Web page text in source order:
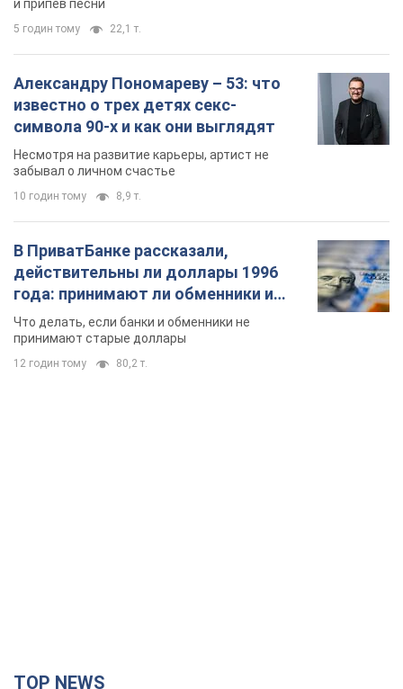
и припев песни
5 годин тому 22,1 т.
Александру Пономареву – 53: что
известно о трех детях секс-
символа 90-х и как они выглядят
Несмотря на развитие карьеры, артист не
забывал о личном счастье
10 годин тому 8,9 т.
В ПриватБанке рассказали,
действительны ли доллары 1996
года: принимают ли обменники и
банки такие купюры
Что делать, если банки и обменники не
принимают старые доллары
12 годин тому 80,2 т.
TOP NEWS